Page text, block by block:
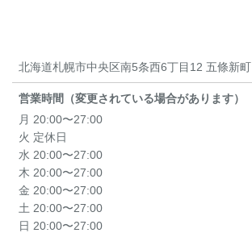
北海道札幌市中央区南5条西6丁目12 五條新町
営業時間（変更されている場合があります）
月 20:00〜27:00
火 定休日
水 20:00〜27:00
木 20:00〜27:00
金 20:00〜27:00
土 20:00〜27:00
日 20:00〜27:00